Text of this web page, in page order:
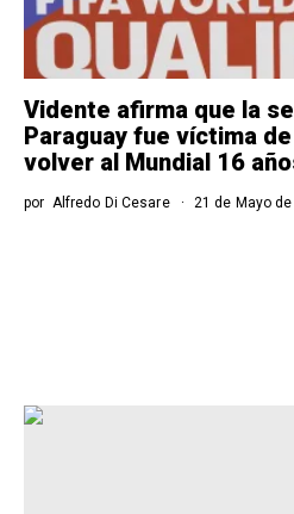
Vidente afirma que la
Paraguay fue víctima
volver al Mundial 16
por Alfredo Di Cesare 21 de Mayo